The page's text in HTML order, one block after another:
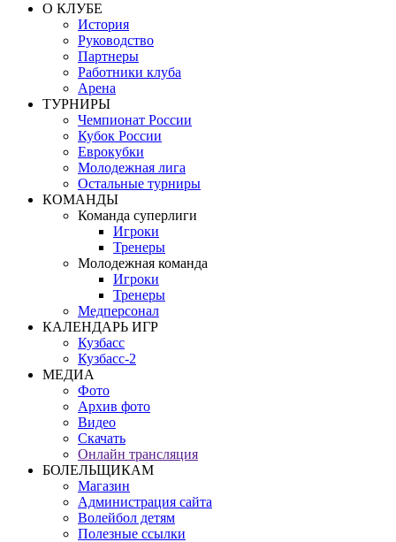
О КЛУБЕ
История
Руководство
Партнеры
Работники клуба
Арена
ТУРНИРЫ
Чемпионат России
Кубок России
Еврокубки
Молодежная лига
Остальные турниры
КОМАНДЫ
Команда суперлиги
Игроки
Тренеры
Молодежная команда
Игроки
Тренеры
Медперсонал
КАЛЕНДАРЬ ИГР
Кузбасс
Кузбасс-2
МЕДИА
Фото
Архив фото
Видео
Скачать
Онлайн трансляция
БОЛЕЛЬЩИКАМ
Магазин
Администрация сайта
Волейбол детям
Полезные ссылки